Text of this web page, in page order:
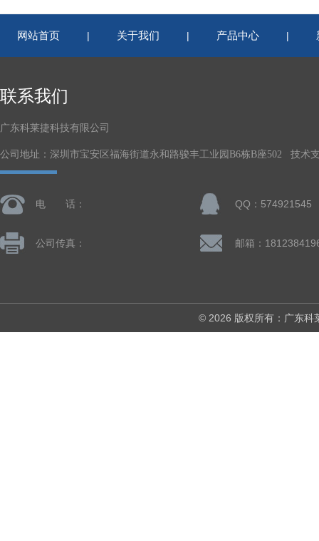
网站首页 | 关于我们 | 产品中心 |
联系我们
广东科莱捷科技有限公司
公司地址：深圳市宝安区福海街道永和路骏丰工业园B6栋B座502 技术
电 话： QQ：574921545
公司传真：
© 2026 版权所有：广东